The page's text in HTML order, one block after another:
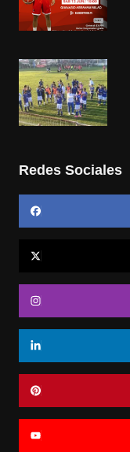
Redes Sociales